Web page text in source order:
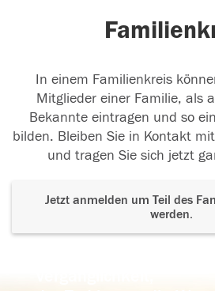
In einem Familienkreis
Mitglieder einer Familie, als
Bekannte eintragen und so
bilden. Bleiben Sie in Kontakt
und tragen Sie sich jetzt
Jetzt anmelden um Teil des
werden.